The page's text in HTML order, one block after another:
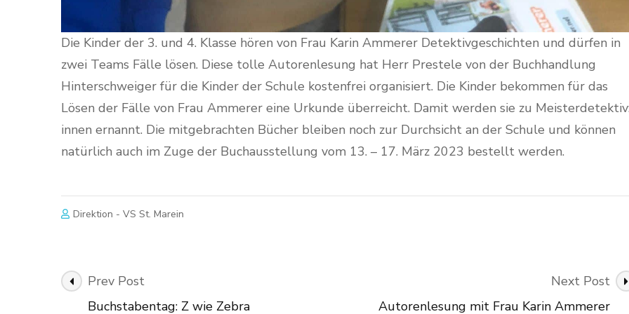
Die Kinder der 3. und 4. Klasse hören von Frau Karin Ammerer Detektivgeschichten und dürfen in
zwei Teams Fälle lösen. Diese tolle Autorenlesung hat Herr Prestele von der Buchhandlung
Hinterschweiger für die Kinder der Schule kostenfrei organisiert. Die Kinder bekommen für das
Lösen der Fälle von Frau Ammerer eine Urkunde überreicht. Damit werden sie zu
innen ernannt. Die mitgebrachten Bücher bleiben noch zur Durchsicht an der Schule und können
natürlich auch im Zuge der Buchausstellung vom 13. – 17. März 2023 bestellt werden.
Direktion - VS St. Marein
Post
Navigation
Prev Post
Buchstabentag: Z wie Zebra
Next Post
Autorenlesung mit Frau Karin Ammerer